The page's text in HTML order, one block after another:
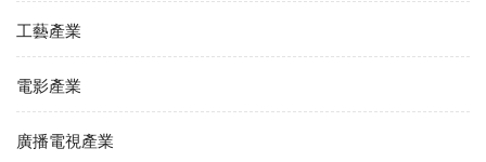
工藝產業
電影產業
廣播電視產業